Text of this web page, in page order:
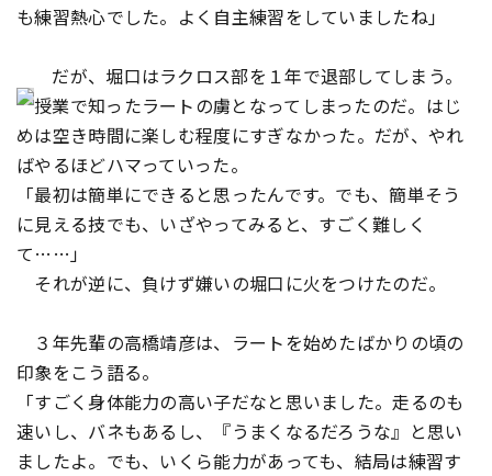
も練習熱心でした。よく自主練習をしていましたね」
だが、堀口はラクロス部を１年で退部してしまう。
授業で知ったラートの虜となってしまったのだ。はじ
めは空き時間に楽しむ程度にすぎなかった。だが、やれ
ばやるほどハマっていった。
「最初は簡単にできると思ったんです。でも、簡単そう
に見える技でも、いざやってみると、すごく難しく
て……」
それが逆に、負けず嫌いの堀口に火をつけたのだ。
３年先輩の高橋靖彦は、ラートを始めたばかりの頃の
印象をこう語る。
「すごく身体能力の高い子だなと思いました。走るのも
速いし、バネもあるし、『うまくなるだろうな』と思い
ましたよ。でも、いくら能力があっても、結局は練習す